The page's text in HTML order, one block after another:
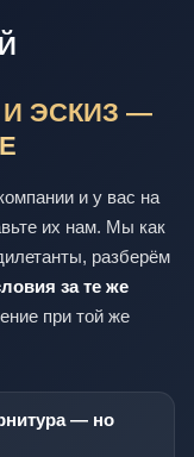
ЭСКИЗ —
и у вас на
их нам. Мы как
разберём
за те же
при той же
— но